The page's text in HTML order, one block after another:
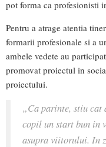
pot forma ca profesionisti
Pentru a atrage atentia
formarii profesionale si a
ambele vedete au
promovat proiectul in
proiectului.
„Ca parinte, stiu cat
copil un start bun in
asupra viitorului. In